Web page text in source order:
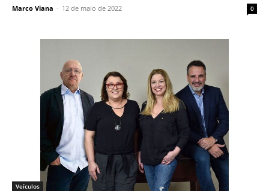
Marco Viana - 12 de maio de 2022 0
Veículos